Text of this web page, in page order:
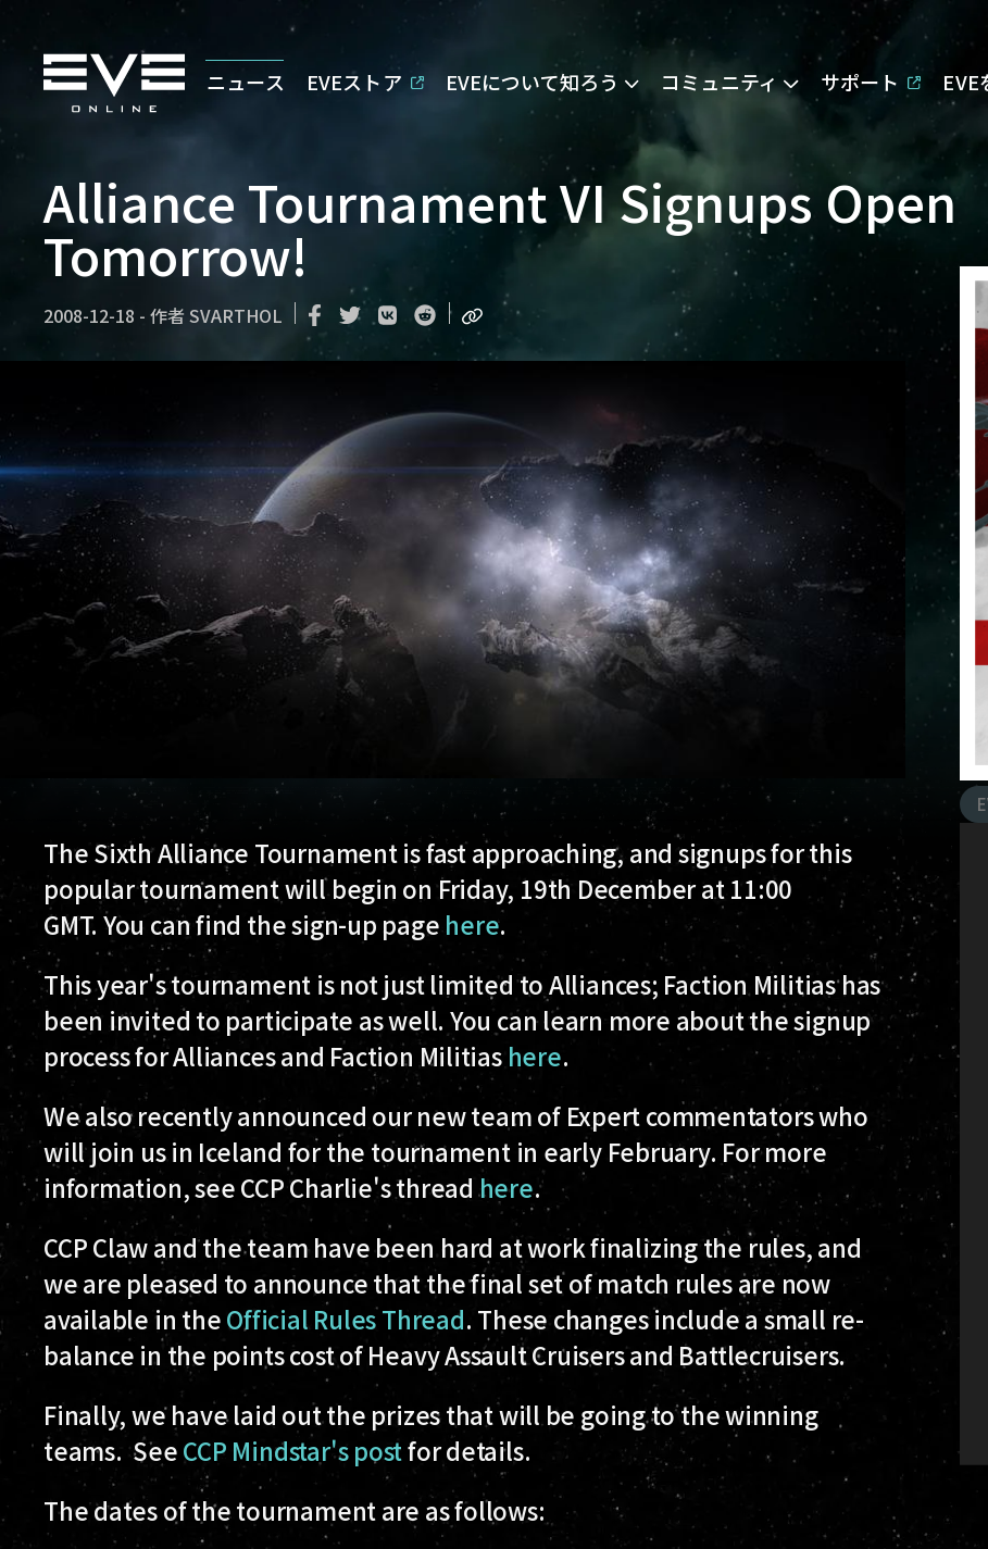
ニュース EVEストア EVEについて知ろう コミュニティ サポート
Alliance Tournament VI Signups Open
Tomorrow!
2008-12-18 - 作者 SVARTHOL
The Sixth Alliance Tournament is fast approaching, and signups for this
popular tournament will begin on Friday, 19th December at 11:00
GMT. You can find the sign-up page here.
This year's tournament is not just limited to Alliances; Faction Militias has
been invited to participate as well. You can learn more about the signup
process for Alliances and Faction Militias here.
We also recently announced our new team of Expert commentators who
will join us in Iceland for the tournament in early February. For more
information, see CCP Charlie's threadhere.
CCP Claw and the team have been hard at work finalizing the rules, and
we are pleased to announce that the final set of match rules are now
available in theOfficial Rules Thread. These changes include a small re-
balance in the points cost of Heavy Assault Cruisers and Battlecruisers.
Finally, we have laid out the prizes that will be going to the winning
teams. SeeCCP Mindstar's postfor details.
The dates of the tournament are as follows: